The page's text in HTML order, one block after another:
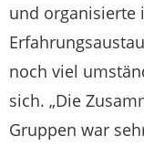
und organisierte
noch viel
sich. „Die
Gruppen war